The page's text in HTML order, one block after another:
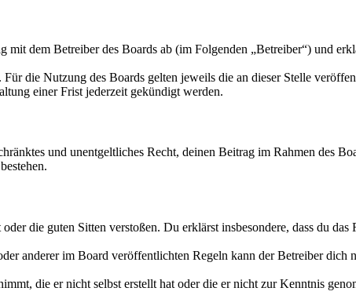
dem Betreiber des Boards ab (im Folgenden „Betreiber“) und
die Nutzung des Boards gelten jeweils die an dieser Stelle
einer Frist jederzeit gekündigt werden.
und unentgeltliches Recht, deinen Beitrag im Rahmen des
die guten Sitten verstoßen. Du erklärst insbesondere, dass du das
anderer im Board veröffentlichten Regeln kann der Betreiber dich
die er nicht selbst erstellt hat oder die er nicht zur Kenntnis